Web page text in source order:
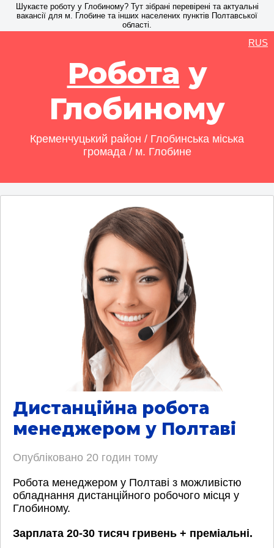
Шукаєте роботу у Глобиному? Тут зібрані перевірені та актуальні
вакансії для м. Глобине та інших населених пунктів Полтавської
області.
Робота у
Глобиному
Кременчуцький район / Глобинська міська
громада / м. Глобине
RUS
Дистанційна робота
менеджером у Полтаві
Опубліковано 20 годин тому
Робота менеджером у Полтаві з можливістю
обладнання дистанційного робочого місця у
Глобиному.
Зарплата 20-30 тисяч гривень + преміальні.